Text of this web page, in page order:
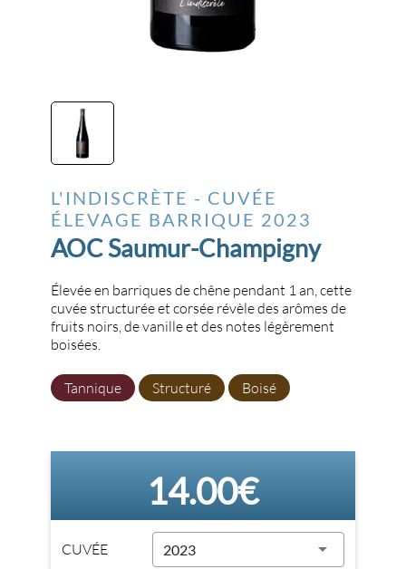
L'INDISCRÈTE - CUVÉE
ÉLEVAGE BARRIQUE 2023
AOC Saumur-Champigny
Élevée en barriques de chêne pendant 1 an, cette
cuvée structurée et corsée révèle des arômes de
fruits noirs, de vanille et des notes légèrement
boisées.
Tannique Structuré Boisé
14.00€
CUVÉE 2023